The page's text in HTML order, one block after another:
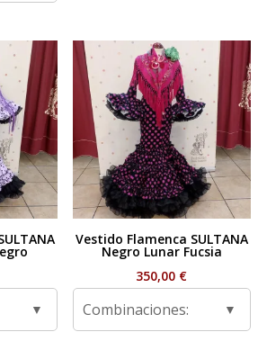
59,95 €
hasta
99,95 €
Vestido Flamenca SULTANA
Negro Lunar Fucsia
350,00 €
Combinaciones: